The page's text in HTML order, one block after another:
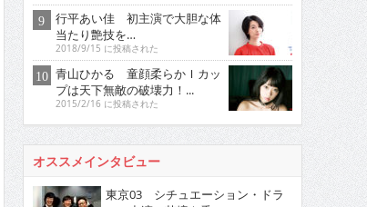
行平あい佳 初主演で大胆な体
当たり艶技を…
2018/9/15 に投稿された
青山ひかる 童顔柔らかＩカッ
プは天下無敵の破壊力！...
2015/2/16 に投稿された
オススメインタビュー
東京03 シチュエーション・ドラ